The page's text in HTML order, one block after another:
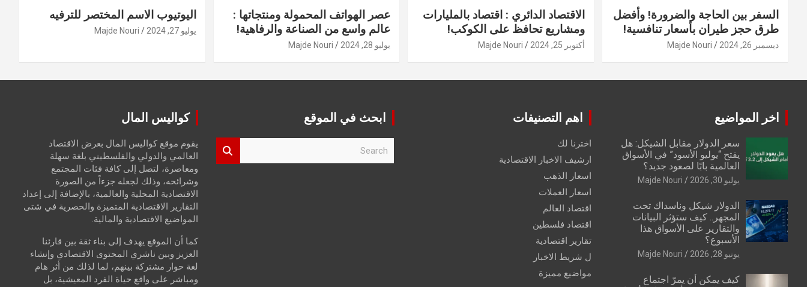
السفر بين الحاجة والضرورة! وأفضل
طرق حجز طيران بأسعار تنافسية!
ديسمبر 26, 2024 Majde Nouri
الاقتصاد الدائري : اقتصاد بالمليارات
ومشاريع تحافظ على الكوكب!
أكتوبر 25, 2024 Majde Nouri
عصر الهواتف المحمولة ومنتجاتها :
عالم واسع من الصناعة والرفاهية!
يوليو 28, 2024 Majde Nouri
اليوتيوب الاسم المختصر للترفيه
يوليو 27, 2024 Majde Nouri
اخر المواضيع
سعر الدولار مقابل الشيكل: هل
يفتح “يوليو الأسود” في الأسواق
العالمية بابًا لصعود جديد؟
يوليو 30, 2026 Majde Nouri
الدولار شيكل وناسداك تحت
المجهر.. كيف ستؤثر البيانات
والتقارير على الأسواق هذا
الأسبوع؟
يونيو 28, 2026 Majde Nouri
كيف يمكن أن يمرّ اجتماع
اهم التصنيفات
اخترنا لك
ارشيف الاخبار الاقتصادية
اسعار الذهب
اسعار العملات
اقتصاد العالم
اقتصاد فلسطين
تقارير اقتصادية
ل شريط الاخبار
مواضيع مميزة
ابحث في الموقع كواليس المال
يقوم موقع كواليس المال بعرض الاقتصاد
العالمي والدولي والفلسطيني بلغة سهلة
ومعاصرة، لتصل إلى كافة فئات المجتمع
وشرائحه، وذلك لجعله جزءاً من الصورة
الاقتصادية المحلية والعالمية، بالإضافة إلى إعداد
التقارير الاقتصادية المتميزة والحصرية في شتى
المواضيع الاقتصادية والمالية.
كما أن الموقع يهدف إلى بناء ثقة بين قارئنا
العزيز وبين ناشري المحتوى الاقتصادي وإنشاء
لغة حوار مشتركة بينهم، لما لذلك من أثر هام
ومباشر على واقع حياة الفرد المعيشية، بل